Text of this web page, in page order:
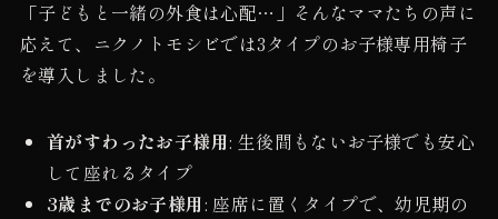
「子どもと一緒の外食は心配…」そんなママたちの声に
応えて、ニクノトモシビでは3タイプのお子様専用椅子
を導入しました。
首がすわったお子様用: 生後間もないお子様でも安心
して座れるタイプ
3歳までのお子様用: 座席に置くタイプで、幼児期の